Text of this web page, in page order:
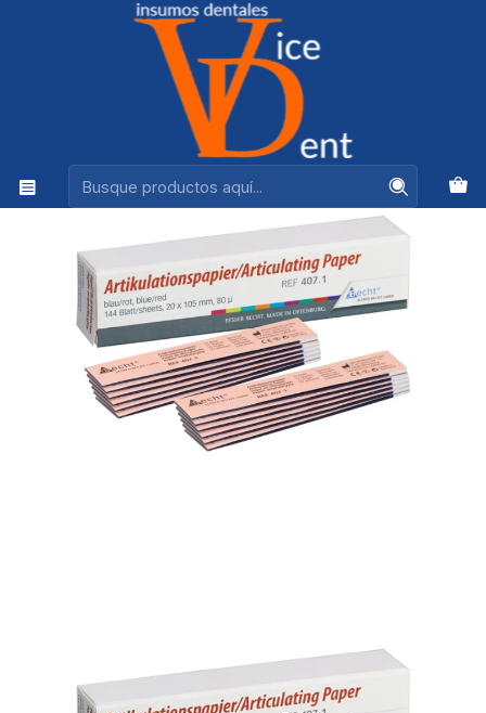
Ventas +56944575313
ADHESION Y RESTAURACION
PAPEL ARTICULAR BECHT